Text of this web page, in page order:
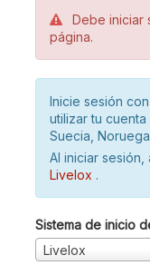
Debe iniciar
página.
Inicie sesión
utilizar tu
Suecia,
Al iniciar sesión,
Livelox .
Sistema de inicio
Livelox